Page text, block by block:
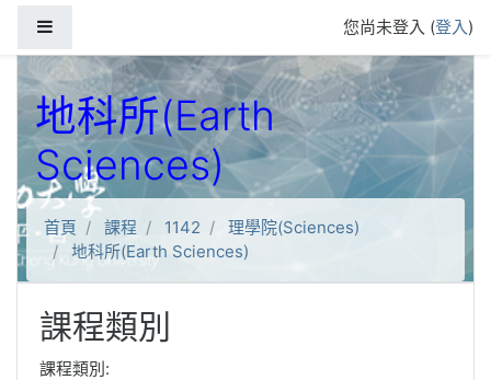
您尚未登入 (登入)
地科所(Earth
Sciences)
首頁 課程 1142
理學院(Sciences)
地科所(Earth Sciences)
課程類別
課程類別: